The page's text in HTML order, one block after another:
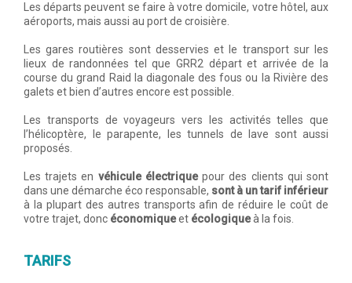
Les départs peuvent se faire à votre domicile, votre hôtel, aux
aéroports, mais aussi au port de croisière.
Les gares routières sont desservies et le transport sur les
lieux de randonnées tel que GRR2 départ et arrivée de la
course du grand Raid la diagonale des fous ou la Rivière des
galets et bien d’autres encore est possible.
Les transports de voyageurs vers les activités telles que
l’hélicoptère, le parapente, les tunnels de lave sont aussi
proposés.
Les trajets en véhicule électriquepour des clients qui sont
dans une démarche éco responsable, sont à un tarif inférieur
à la plupart des autres transports afin de réduire le coût de
votre trajet, donc économiqueet écologiqueà la fois.
TARIFS